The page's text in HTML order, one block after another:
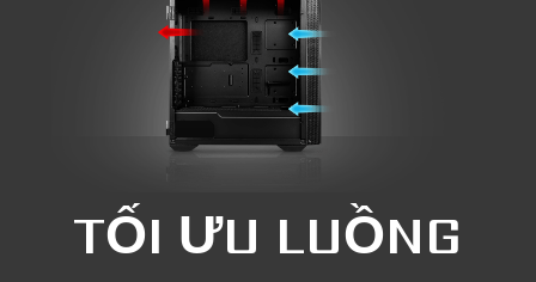
TỐI ƯU LUỒNG